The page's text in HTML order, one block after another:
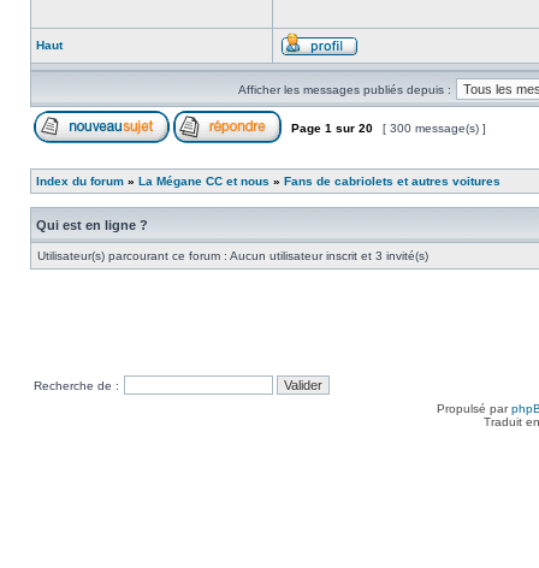
Haut
Afficher les messages publiés depuis :
Page 1 sur 20 [ 300 message(s) ]
Index du forum » La Mégane CC et nous » Fans de cabriolets et autres voitures
Qui est en ligne ?
Utilisateur(s) parcourant ce forum : Aucun utilisateur inscrit et 3 invité(s)
Recherche de :
Propulsé par
Traduit